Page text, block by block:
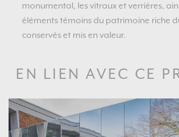
monumental, les vitraux et verrières,
éléments témoins du patrimoine riche
conservés et mis en valeur.
EN LIEN AVEC CE